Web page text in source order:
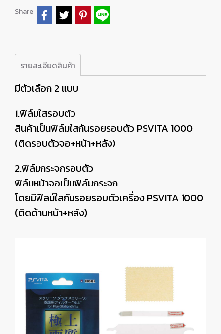
Share
รายละเอียดสินค้า
มีตัวเลือก 2 แบบ
1.ฟิล์มใสรอบตัว
สินค้าเป็นฟิล์มใสกันรอยรอบตัว PSVITA 1000
(ติดรอบตัวจอ+หน้า+หลัง)
2.ฟิล์มกระจกรอบตัว
ฟิล์มหน้าจอเป็นฟิล์มกระจก
โดยมีฟิลม์ใสกันรอยรอบตัวเครื่อง PSVITA 1000
(ติดด้านหน้า+หลัง)